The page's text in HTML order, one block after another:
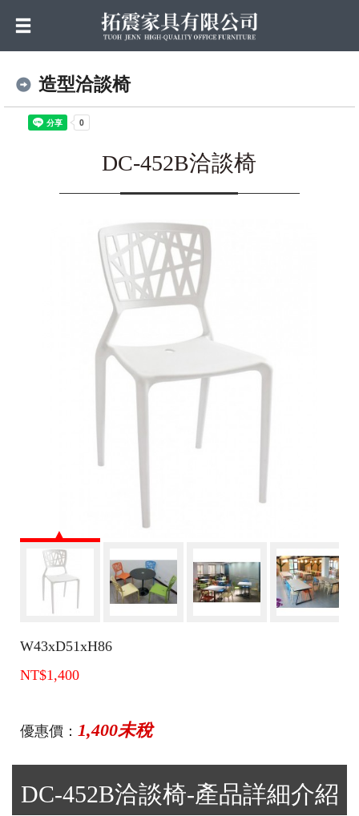
造型洽談椅
DC-452B洽談椅
W43xD51xH86
NT$1,400
優惠價： 1,400未稅
DC-452B洽談椅-產品詳細介紹